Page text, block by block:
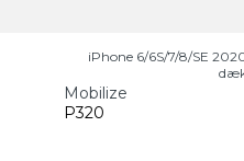
iPhone 6/6S/7/8/SE
Mobilize
P320